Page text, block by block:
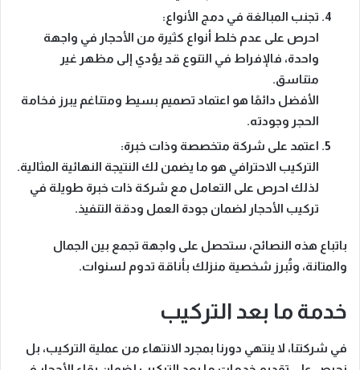
تجنب المبالغة في دمج الأنواع:
احرص على عدم خلط أنواع كثيرة من الأحجار في واجهة
واحدة، فالإفراط في التنوع قد يؤدي إلى مظهر غير
متناسق.
الأفضل دائمًا هو اعتماد تصميم بسيط ومتناغم يبرز فخامة
الحجر وجودته.
اعتمد على شركة متخصصة وذات خبرة:
التركيب الاحترافي هو ما يضمن لك النتيجة النهائية المثالية.
لذلك احرص على التعامل مع شركة ذات خبرة طويلة في
تركيب الأحجار لضمان جودة العمل ودقة التنفيذ.
باتباع هذه النصائح، ستحصل على واجهة تجمع بين الجمال
والمتانة، وتُبرز شخصية منزلك بأناقة تدوم لسنوات.
خدمة ما بعد التركيب
في شركتنا، لا ينتهي دورنا بمجرد الانتهاء من عملية التركيب، بل